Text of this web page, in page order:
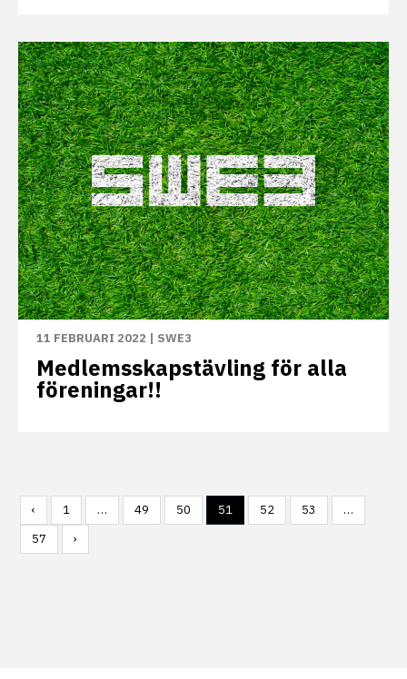
11 FEBRUARI 2022 | SWE3
Medlemsskapstävling för alla
föreningar!!
‹ 1 … 49 50 51 52 53
…
57
›